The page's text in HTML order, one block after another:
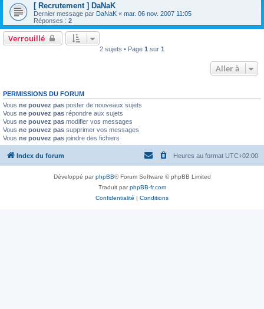
[ Recrutement ] DaNaK
Dernier message par DaNaK « mar. 06 nov. 2007 11:05
Réponses : 2
Verrouillé
2 sujets • Page 1 sur 1
Aller à
PERMISSIONS DU FORUM
Vous ne pouvez pas poster de nouveaux sujets
Vous ne pouvez pas répondre aux sujets
Vous ne pouvez pas modifier vos messages
Vous ne pouvez pas supprimer vos messages
Vous ne pouvez pas joindre des fichiers
Index du forum Heures au format UTC+02:00
Développé parphpBB® Forum Software © phpBB Limited
Traduit parphpBB-fr.com
Confidentialité | Conditions